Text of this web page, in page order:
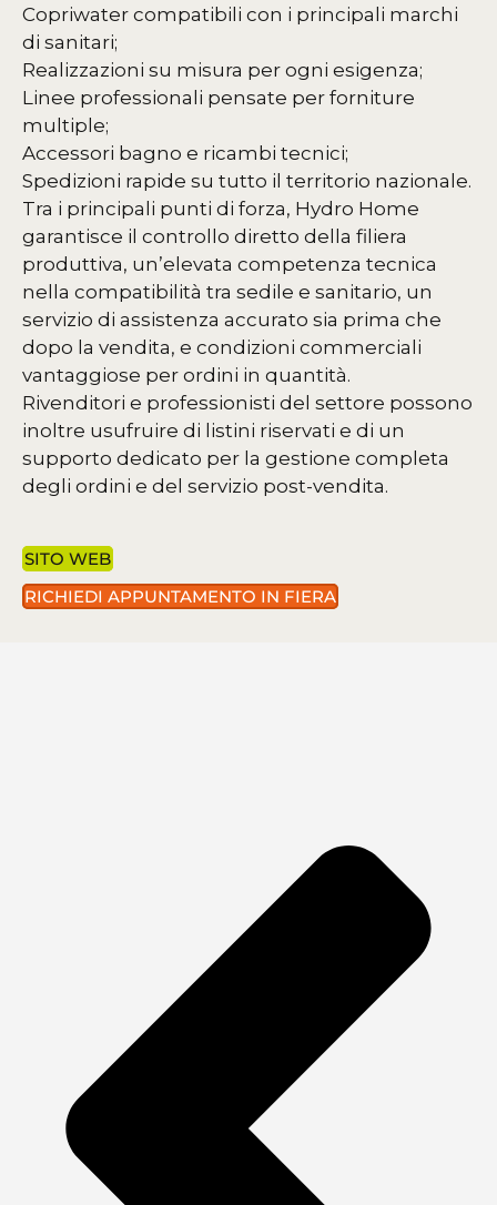
Copriwater compatibili con i principali marchi
di sanitari;
Realizzazioni su misura per ogni esigenza;
Linee professionali pensate per forniture
multiple;
Accessori bagno e ricambi tecnici;
Spedizioni rapide su tutto il territorio nazionale.
Tra i principali punti di forza, Hydro Home
garantisce il controllo diretto della filiera
produttiva, un’elevata competenza tecnica
nella compatibilità tra sedile e sanitario, un
servizio di assistenza accurato sia prima che
dopo la vendita, e condizioni commerciali
vantaggiose per ordini in quantità.
Rivenditori e professionisti del settore possono
inoltre usufruire di listini riservati e di un
supporto dedicato per la gestione completa
degli ordini e del servizio post-vendita.
SITO WEB
RICHIEDI APPUNTAMENTO IN FIERA